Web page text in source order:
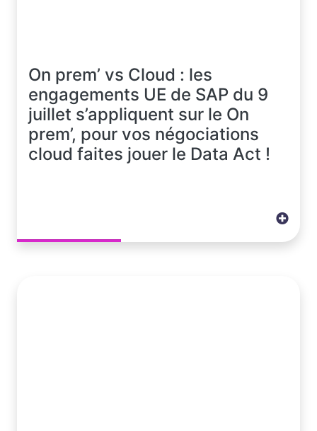
On prem’ vs Cloud : les
engagements UE de SAP du 9
juillet s’appliquent sur le On
prem’, pour vos négociations
cloud faites jouer le Data Act !